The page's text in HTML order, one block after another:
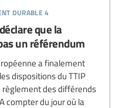
durable 4
que la
un référendum
a finalement
dispositions du TTIP
des différends
compter du jour où la